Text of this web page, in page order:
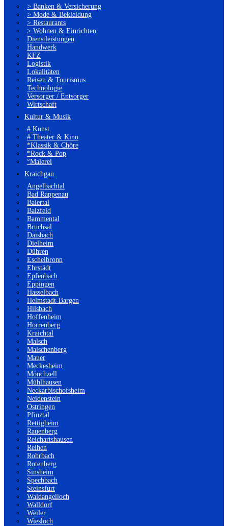
> Banken & Versicherung
> Mode & Bekleidung
> Restaurants
> Wohnen & Einrichten
Dienstleistungen
Handwerk
KFZ
Logistik
Lokalitäten
Reisen & Tourismus
Technologie
Versorger / Entsorger
Wirtschaft
Kultur & Musik
# Kunst
# Theater & Kino
*Klassik & Chöre
*Rock & Pop
°Malerei
Kraichgau
Angelbachtal
Bad Rappenau
Baiertal
Balzfeld
Bammental
Bruchsal
Daisbach
Dielheim
Dühren
Eschelbronn
Ehrstädt
Epfenbach
Eppingen
Hasselbach
Helmstadt-Bargen
Hilsbach
Hoffenheim
Horrenberg
Kraichtal
Malsch
Malschenberg
Mauer
Meckesheim
Mönchzell
Mühlhausen
Neckarbischofsheim
Neidenstein
Östringen
Pfinztal
Rettigheim
Rauenberg
Reichartshausen
Reihen
Rohrbach
Rotenberg
Sinsheim
Spechbach
Steinsfurt
Waldangelloch
Walldorf
Weiler
Wiesloch